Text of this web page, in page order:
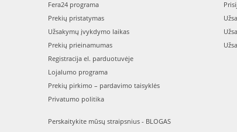
Fera24 programa
Prekių pristatymas
Užsakymų įvykdymo laikas
Prekių prieinamumas
Registracija el. parduotuvėje
Lojalumo programa
Prekių pirkimo – pardavimo taisyklės
Privatumo politika
Perskaitykite mūsų straipsnius - BLOGAS